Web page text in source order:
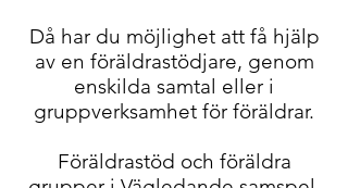
Då har du möjlighet att få hjälp
av en föräldrastödjare, genom
enskilda samtal eller i
gruppverksamhet för föräldrar.
Föräldrastöd och föräldra